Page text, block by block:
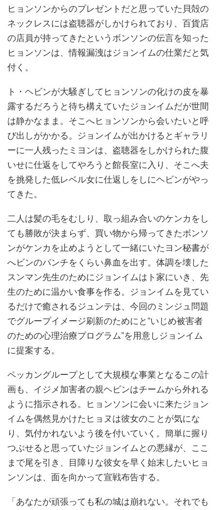
ヒョンソンからのプレゼントだと思っていた貝殻の
ネックレスには盗聴器がしかけられており、百貨店
の店員が持ってきたというボンソンの伝言を知った
ヒョンソンは、情報漏洩はジョンイムの仕業だと気
付く。
ト・ヘビンが大騒ぎしてヒョンソンの化けの皮を暴
露するだろうと待ち構えていたジョンイムだが世間
は静かなまま。そこへヒョンソンから会いたいと呼
び出しがかかる。ジョンイムが出かけるとギャラリ
ーに一人残ったミヨンは、盗聴器をしかけられた腹
いせに仕返をしてやろうと館長室に入り、そこへ夫
を挑発した低レベル女に仕返しをしにヘビンがやっ
てきた。
二人は髪の毛をむしり、取っ組み合いのケンカをし
ても勝敗が決まらず、買い物から帰ってきたボンソ
ンがケンカを止めようとして一緒にいたヨン秘書が
へビンのパンチをくらい鼻血を出す。体調を壊した
スンマン先生のためにジョンイムはト家にいき、先
生のために温かい食事を作る。ジョンイムを見てい
るだけで癒されるジュンテは、今回のミンジュ問題
でグループイメージ刷新のためにと”いじめ被害者
のための心理治療プログラム”を用意しジョンイム
に提案する。
ペッカングループとして大規模な事業となるこの計
画も、イジメ加害者の親ヘビンはチームから外れる
ように指示される。ヒョンソンに会いに来たジョン
イムを偶然見かけたヒョヌは彼女のことが気にな
り、気付かれないよう後を付いていく。簡単に握り
つぶせると思っていたジョンイムとの悪縁が、ここ
まで尾を引き、目障りな彼女を早く始末したいヒョ
ンソンは、面を向かって宣戦布告する。
「あなたが頑張っても私の城は崩れない。それでも